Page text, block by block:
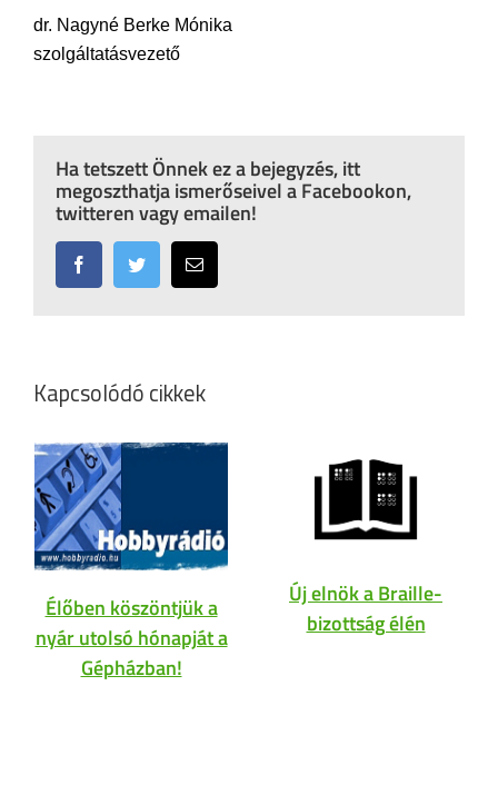
dr. Nagyné Berke Mónika
szolgáltatásvezető
Ha tetszett Önnek ez a bejegyzés, itt
megoszthatja ismerőseivel a Facebookon,
twitteren vagy emailen!
FacebookTwitter Email:
Kapcsolódó cikkek
Élőben köszöntjük a
nyár utolsó hónapját a
Gépházban!
Új elnök a Braille-
bizottság élén